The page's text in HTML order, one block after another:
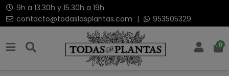
9h a 13.30h y 15.30h a 19h
contacto@todaslasplantas.com | 953505329
0